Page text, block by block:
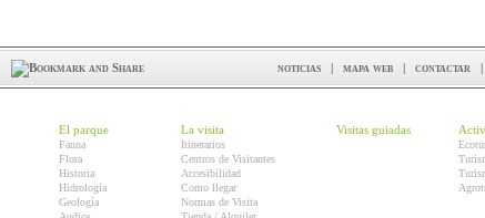
noticias | mapa web | contactar |
El parque
Fauna
Flora
Historia
Hidrología
Geología
La visita
Itinerarios
Centros de Visitantes
Accesibilidad
Como llegar
Normas de Visita
Visitas guiadas